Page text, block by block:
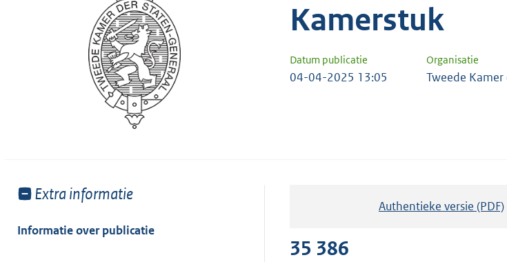
Kamerstuk
Datum publicatie Organisatie
04-04-2025 13:05 Tweede
Toon
van:
Extra informatie
Informatie over publicatie
Authentieke versie (PDF)
35 386